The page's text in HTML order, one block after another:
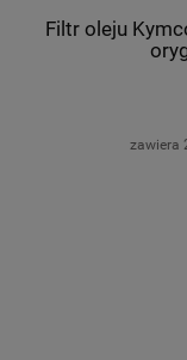
Filtr oleju
zawiera